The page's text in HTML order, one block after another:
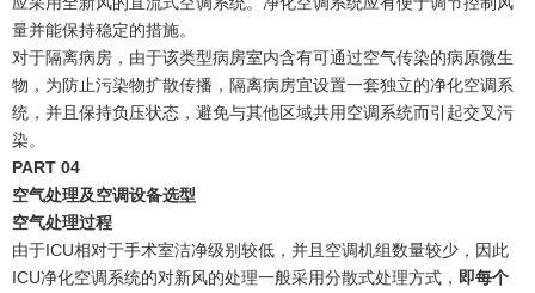
量并能保持稳定的措施。
对于隔离病房，由于该类型病房室内含有可通过空气传染的病原微生
物，为防止污染物扩散传播，隔离病房宜设置一套独立的净化空调系
统，并且保持负压状态，避免与其他区域共用空调系统而引起交叉污
染。
PART 04
空气处理及空调设备选型
空气处理过程
由于ICU相对于手术室洁净级别较低，并且空调机组数量较少，因此
ICU净化空调系统的对新风的处理一般采用分散式处理方式， 即每个